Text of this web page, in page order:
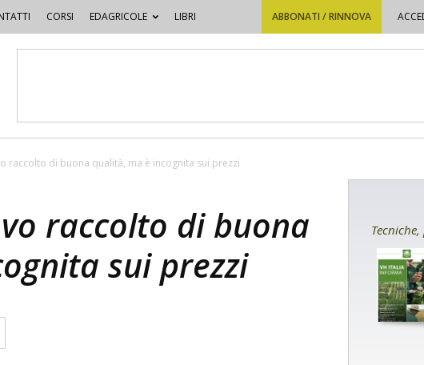
CORSI EDAGRICOLE LIBRI ABBONATI / RINNOVA
raccolto di buona qualità, ma è incognita sui prezzi
raccolto di buona
sui prezzi